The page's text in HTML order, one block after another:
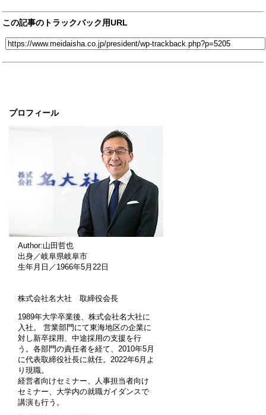
プロフィール
Author:山田哲也
出身／岐阜県岐阜市
生年月日／1966年5月22日
株式会社名大社 取締役会長
1989年大学卒業後、株式会社名大社に
入社。 営業部門にて東海地区の企業に
対し新卒採用、中途採用の支援を行
う。各部門の責任者を経て、2010年5月
に代表取締役社長に就任。2022年6月よ
り現職。
経営者向けセミナー、人事担当者向け
セミナー、大学内の就職ガイダンスで
講演も行う。
この記事のトラックバック用URL